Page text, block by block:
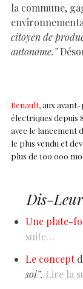
la commune,
citoyen de
autonome.”
Renault, aux
électriques depuis
avec le lancement
le plus vendu et
plus de 100 000
Dis-
Une plate-
suite…
Le concept
soi”. Lire la